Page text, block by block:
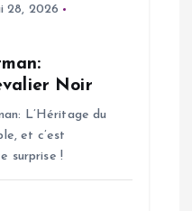
28, 2026
Noir
L’Héritage du
et c’est
surprise !